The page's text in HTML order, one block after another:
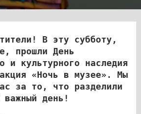
В эту субботу,
прошли День
и культурного наследия
«Ночь в музее». Мы
за то, что разделили
день!